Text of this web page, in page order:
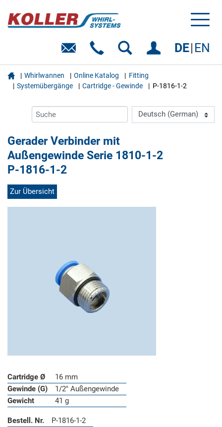
DE EN
 Whirlwannen Online Katalog
Fitting
Systemübergänge
Cartridge - Gewinde P-1816-1-2
Gerader Verbinder mit
Außengewinde Serie 1810-1-2
P-1816-1-2
Zur Übersicht
Cartridge Ø
16 mm
Gewinde (G)
1/2" Außengewinde
Gewicht
41 g
Bestell. Nr. P-1816-1-2